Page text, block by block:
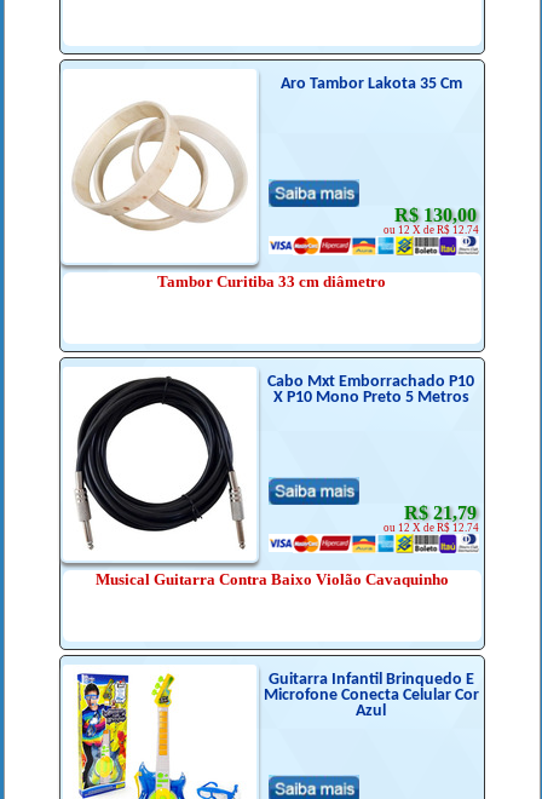
Aro Tambor Lakota 35 Cm
R$ 130,00
ou 12 X de R$ 12.74
Tambor Curitiba 33 cm diâmetro
Cabo Mxt Emborrachado P10
X P10 Mono Preto 5 Metros
R$ 21,79
ou 12 X de R$ 12.74
Musical Guitarra Contra Baixo Violão Cavaquinho
Guitarra Infantil Brinquedo E
Microfone Conecta Celular Cor
Azul